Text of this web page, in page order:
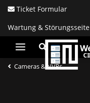
Ticket Formular
Wartung & Störungsseite
Cameras & NVRs